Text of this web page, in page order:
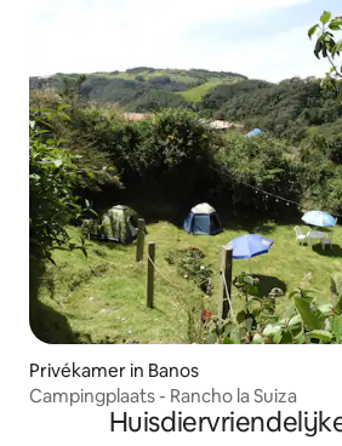
Privékamer in Banos
Campingplaats - Rancho la Suiza